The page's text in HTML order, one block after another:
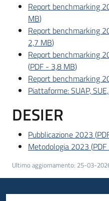
Governance
locale
Seguici
su
Report benchmarking
MB)
Report benchmarking
2,7 MB)
Report benchmarking
(PDF - 3,8 MB)
Report benchmarking
Piattaforme: SUAP,
DESIER
Pubblicazione 2023 (
Metodologia 2023 (PDF
Ultimo aggiornamento: 25-03-